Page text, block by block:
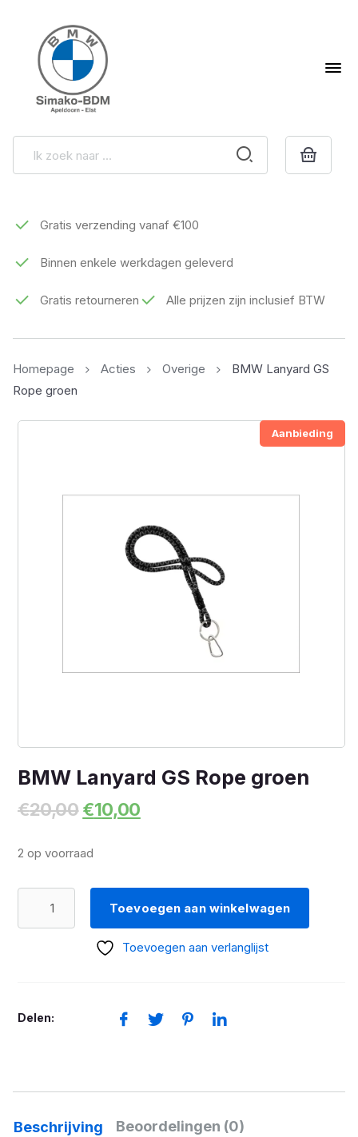
Gratis verzending vanaf €100
Binnen enkele werkdagen geleverd
Gratis retourneren Alle prijzen zijn inclusief BTW
Homepage Acties Overige
BMW Lanyard GS
Rope groen
Aanbieding
BMW Lanyard GS Rope groen
€20,00 Oorspronkelijke
prijs
was:
€20,00.
€10,00Huidige
prijs
2 op voorraad
Toevoegen aan winkelwagen
Toevoegen aan verlanglijst
Delen:
Beschrijving Beoordelingen (0)